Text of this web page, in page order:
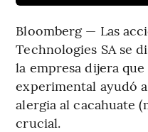
Bloomberg — Las
Technologies SA se
la empresa dijera
experimental ayudó
alergia al cacahuate
crucial.